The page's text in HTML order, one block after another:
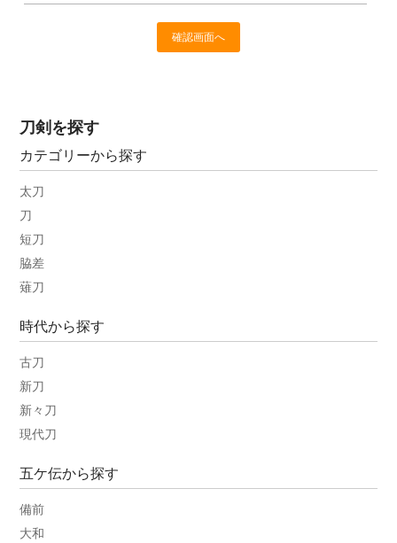
刀剣を探す
カテゴリーから探す
太刀
刀
短刀
脇差
薙刀
時代から探す
古刀
新刀
新々刀
現代刀
五ケ伝から探す
備前
大和